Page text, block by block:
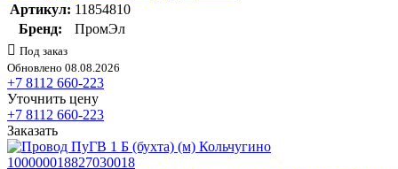
Артикул: 11854810
Бренд:
ПромЭл
Под заказ
Обновлено 08.08.2026
+7 8112 660-223
Уточнить цену
+7 8112 660-223
Заказать